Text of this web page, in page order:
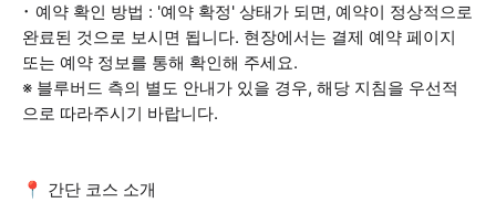
･ 예약 확인 방법 : '예약 확정' 상태가 되면, 예약이 정상적으로
완료된 것으로 보시면 됩니다. 현장에서는 결제 예약 페이지
또는 예약 정보를 통해 확인해 주세요.
※ 블루버드 측의 별도 안내가 있을 경우, 해당 지침을 우선적
으로 따라주시기 바랍니다.
📍 간단 코스 소개